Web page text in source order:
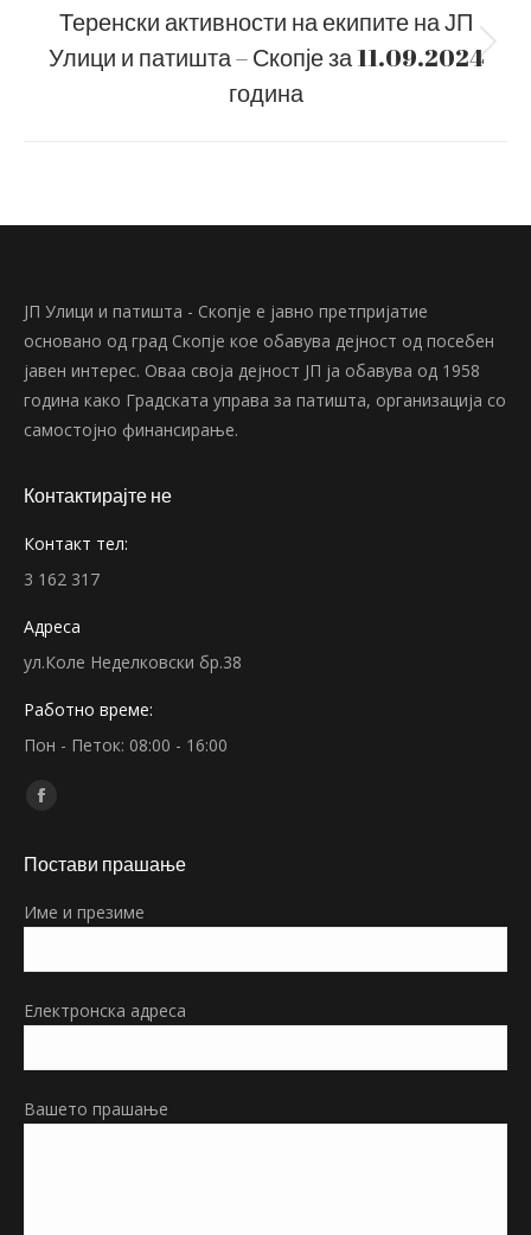
Next
post:
Теренски активности на екипите на ЈП
Улици и патишта – Скопје за 11.09.2024
година
ЈП Улици и патишта - Скопје е јавно претпријатие
основано од град Скопје кое обавува дејност од посебен
јавен интерес. Оваа своја дејност ЈП ја обавува од 1958
година како Градската управа за патишта, организација со
самостојно финансирање.
Контактирајте не
Контакт тел:
3 162 317
Адреса
ул.Коле Неделковски бр.38
Работно време:
Пон - Петок: 08:00 - 16:00
Find us on:
Facebook
opens
new
Постави прашање
Име и презиме
Електронска адреса
Вашето прашање